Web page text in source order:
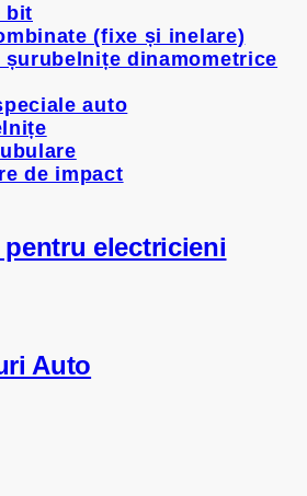
bit
(fixe și inelare)
șurubelnițe dinamometrice
auto
de impact
pentru electricieni
Auto